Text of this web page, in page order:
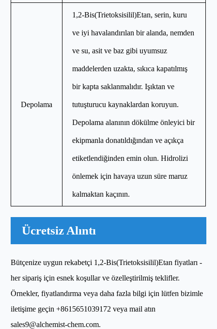
Depolama
1,2-Bis(Trietoksisilil)Etan, serin, kuru
ve iyi havalandırılan bir alanda, nemden
ve su, asit ve baz gibi uyumsuz
maddelerden uzakta, sıkıca kapatılmış
bir kapta saklanmalıdır. Işıktan ve
tutuşturucu kaynaklardan koruyun.
Depolama alanının dökülme önleyici bir
ekipmanla donatıldığından ve açıkça
etiketlendiğinden emin olun. Hidrolizi
önlemek için havaya uzun süre maruz
kalmaktan kaçının.
Ücretsiz Alıntı
Bütçenize uygun rekabetçi 1,2-Bis(Trietoksisilil)Etan fiyatları -
her sipariş için esnek koşullar ve özelleştirilmiş teklifler.
Örnekler, fiyatlandırma veya daha fazla bilgi için lütfen bizimle
iletişime geçin+8615651039172 veya mail atın
sales9@alchemist-chem.com.